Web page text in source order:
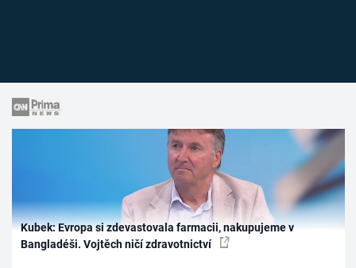
Kubek: Evropa si zdevastovala farmacii, nakupujeme v
Bangladéši. Vojtěch ničí zdravotnictví